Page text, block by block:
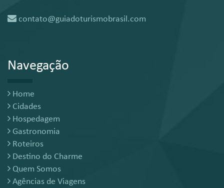
contato@guiadoturismobrasil.com
Navegação
Home
Cidades
Hospedagem
Gastronomia
Roteiros
Destino do Charme
Quem Somos
Agências de Viagens